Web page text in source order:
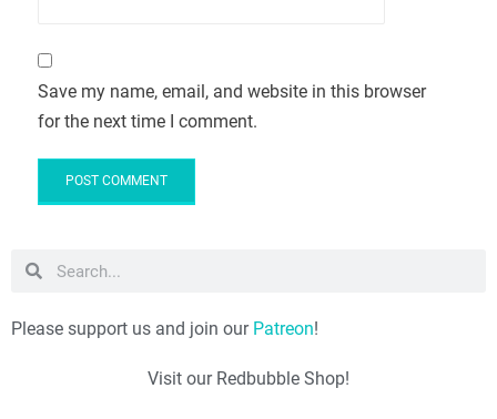
Save my name, email, and website in this browser
for the next time I comment.
Please support us and join our Patreon!
Visit our Redbubble Shop!